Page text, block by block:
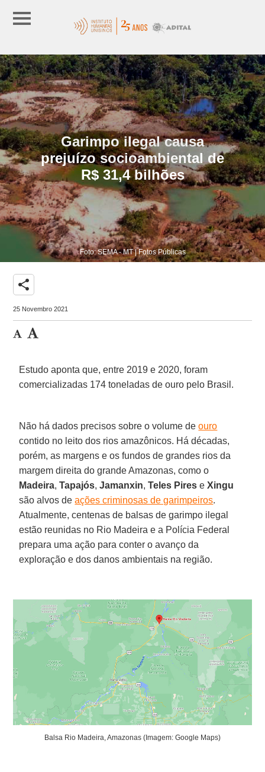
Garimpo ilegal causa
prejuízo socioambiental de
R$ 31,4 bilhões
Foto: SEMA - MT | Fotos Públicas
share
25 Novembro 2021
Estudo aponta que, entre 2019 e 2020, foram
comercializadas 174 toneladas de ouro pelo Brasil.
Não há dados precisos sobre o volume deouro
contido no leito dos rios amazônicos. Há décadas,
porém, as margens e os fundos de grandes rios da
margem direita do grande Amazonas, como o
Madeira,Tapajós,Jamanxin,Teles Pires eXingu
são alvos deações criminosas de garimpeiros.
Atualmente, centenas de balsas de garimpo ilegal
estão reunidas no Rio Madeira e a Polícia Federal
prepara uma ação para conter o avanço da
exploração e dos danos ambientais na região.
Balsa Rio Madeira, Amazonas (Imagem: Google Maps)